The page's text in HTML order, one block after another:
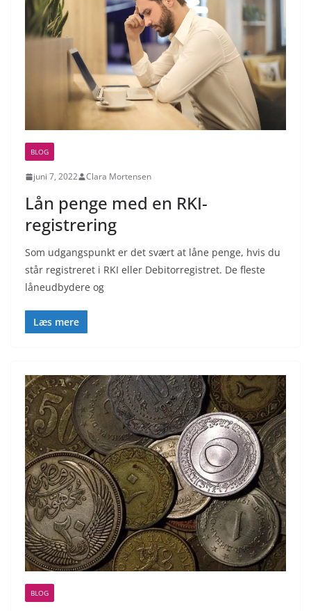
BLOG
juni 7, 2022 Clara Mortensen
Lån penge med en RKI-
registrering
Som udgangspunkt er det svært at låne penge, hvis du
står registreret i RKI eller Debitorregistret. De fleste
låneudbydere og
Læs mere
BLOG